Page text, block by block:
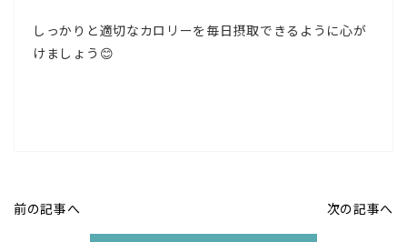
しっかりと適切なカロリーを毎日摂取できるように心が
けましょう😊
前の記事へ 次の記事へ